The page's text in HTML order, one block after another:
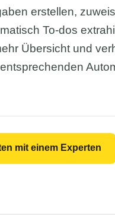
erstellen,
To-dos
Übersicht und
mit einem Experten